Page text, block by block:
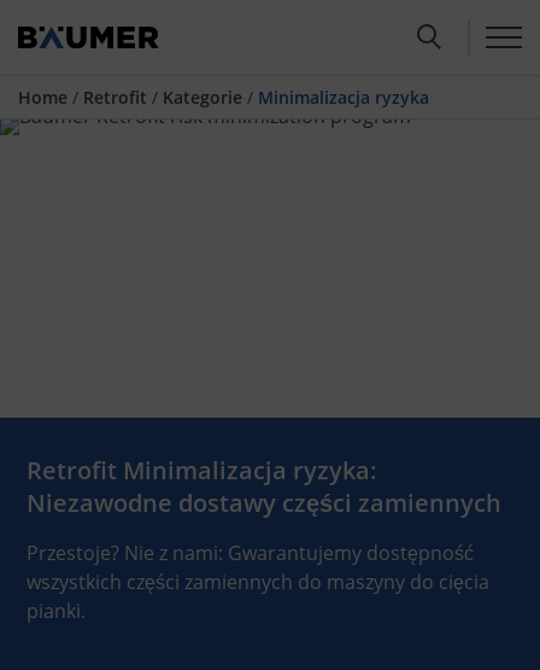
Home / Retrofit / Kategorie / Minimalizacja ryzyka
Retrofit Minimalizacja ryzyka:
Niezawodne dostawy części zamiennych
Przestoje? Nie z nami: Gwarantujemy dostępność
wszystkich części zamiennych do maszyny do cięcia
pianki.